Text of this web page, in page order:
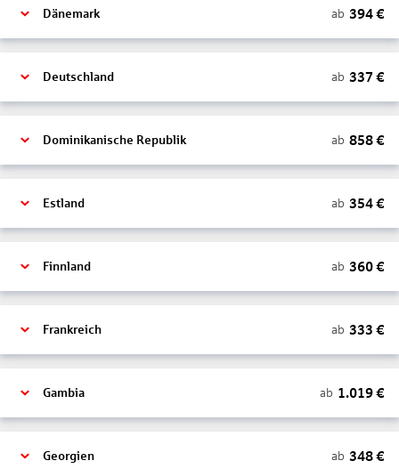
Dänemark ab 394€
Deutschland ab 337 €
Dominikanische Republik ab 858€
Estland ab 354€
Finnland ab 360€
Frankreich ab 333 €
Gambia ab 1.019€
Georgien ab 348€